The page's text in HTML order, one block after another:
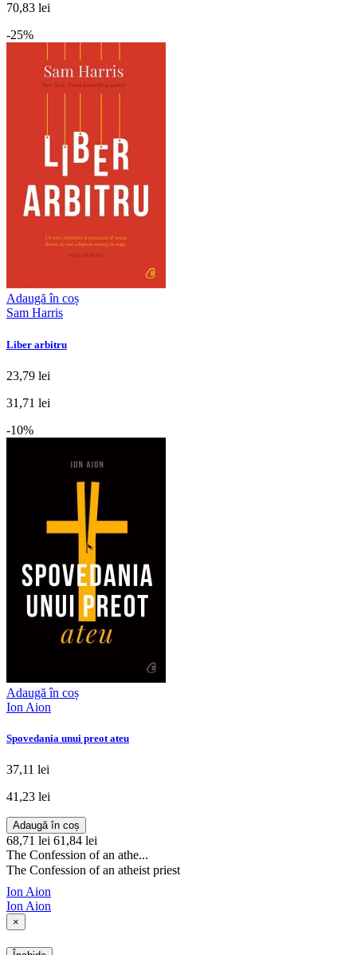
70,83 lei
-25%
Adaugă în coș
Sam Harris
Liber arbitru
23,79 lei
31,71 lei
-10%
Adaugă în coș
Ion Aion
Spovedania unui preot ateu
37,11 lei
41,23 lei
Adaugă în coș
68,71 lei 61,84 lei
The Confession of an athe...
The Confession of an atheist priest
Ion Aion
Ion Aion
×